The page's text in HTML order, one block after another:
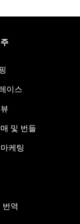
이스
및 번들
케팅
번역